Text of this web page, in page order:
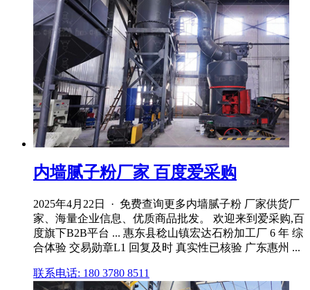
内墙腻子粉厂家 百度爱采购
2025年4月22日 · 免费查询更多内墙腻子粉 厂家供货厂
家、海量企业信息、优质商品批发。 欢迎来到爱采购,百
度旗下B2B平台 ... 惠东县稔山镇宏达石粉加工厂 6 年 综
合体验 交易勋章L1 回复及时 真实性已核验 广东惠州 ...
联系电话: 180 3780 8511